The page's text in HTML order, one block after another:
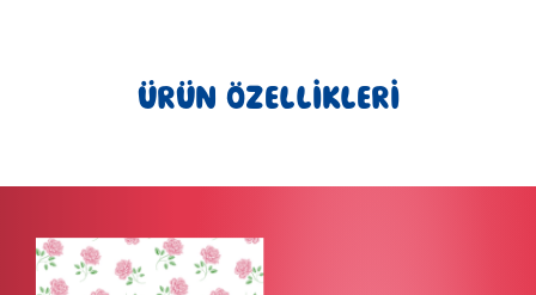
ÜRÜN ÖZELLİKLERİ